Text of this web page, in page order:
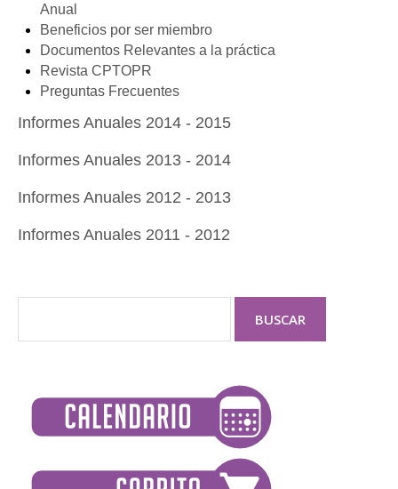
Anual
Beneficios por ser miembro
Documentos Relevantes a la práctica
Revista CPTOPR
Preguntas Frecuentes
Informes Anuales 2014 - 2015
Informes Anuales 2013 - 2014
Informes Anuales 2012 - 2013
Informes Anuales 2011 - 2012